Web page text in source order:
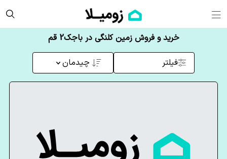
خرید و فروش زمین کلنگی در باجک2 قم
فیلتر چیدمان